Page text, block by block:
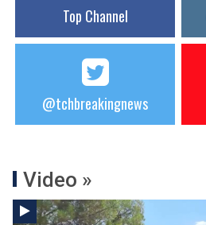
Top Channel
@tchbreakingnews
Video »